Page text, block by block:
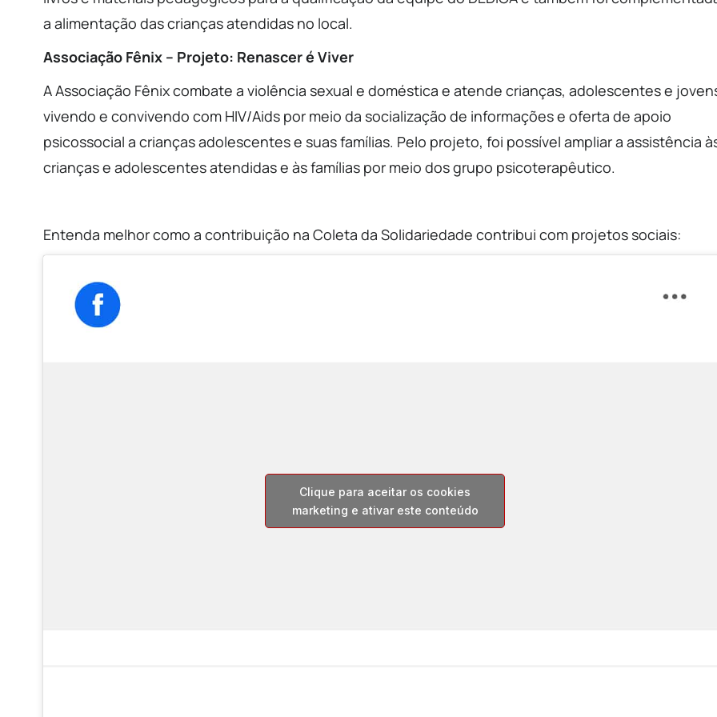
a alimentação das crianças atendidas no local.
Associação Fênix – Projeto: Renascer é Viver
A Associação Fênix combate a violência sexual e doméstica e atende crianças, adolescentes e
vivendo e convivendo com HIV/Aids por meio da socialização de informações e oferta de apoio
psicossocial a crianças adolescentes e suas famílias. Pelo projeto, foi possível ampliar a assistência
crianças e adolescentes atendidas e às famílias por meio dos grupo psicoterapêutico.
Entenda melhor como a contribuição na Coleta da Solidariedade contribui com projetos sociais:
Clique para aceitar os cookies
marketing e ativar este conteúdo